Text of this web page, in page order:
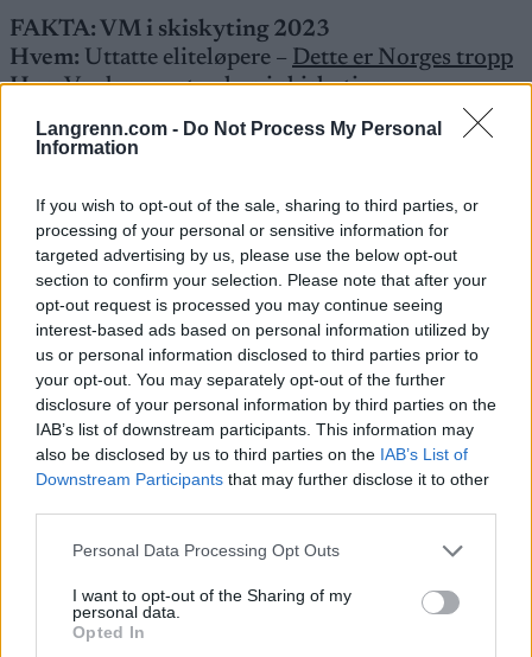
Langrenn.com - Do Not Process My Personal
Information
If you wish to opt-out of the sale, sharing to third parties, or
processing of your personal or sensitive information for
targeted advertising by us, please use the below opt-out
section to confirm your selection. Please note that after your
opt-out request is processed you may continue seeing
interest-based ads based on personal information utilized by
us or personal information disclosed to third parties prior to
your opt-out. You may separately opt-out of the further
disclosure of your personal information by third parties on the
IAB’s list of downstream participants. This information may
also be disclosed by us to third parties on the IAB’s List of
Downstream Participants that may further disclose it to other
Please note that this website/app uses one or more Google
not limited to your visit or usage behaviour. You may click to
grant or deny consent to Google and its third-party tags to
use your data for below specified purposes in below Google
Personal Data Processing Opt Outs
I want to opt-out of the Sharing of my
personal data.
Opted In
FAKTA: VM i skiskyting 2023
Hvem: Uttatte eliteløpere – Dette er Norges tropp
Hva:Verdensmesterskap i skiskyting
Hvor:
Oberhof, Tyskland (825 meter over havet)
Når:8. til 19. februar, 2023
Program VM i skiskyting 2023
Onsdag 8. februar
14:45: Mixed stafett (TV2 og NRK radio)
Startlister, starttider, detaljer og resultater
Fredag 10. februar
14:30: Sprint 7.5km kvinner (TV2 og NRK radio)
Startlister, starttider, detaljer og resultater
Lørdag 11. februar
14:30: Sprint 10km menn (TV2 og NRK radio)
Søndag 12. februar